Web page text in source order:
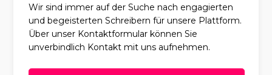
Wir sind immer auf der Suche nach engagierten
und begeisterten Schreibern für unsere Plattform.
Über unser Kontaktformular können Sie
unverbindlich Kontakt mit uns aufnehmen.